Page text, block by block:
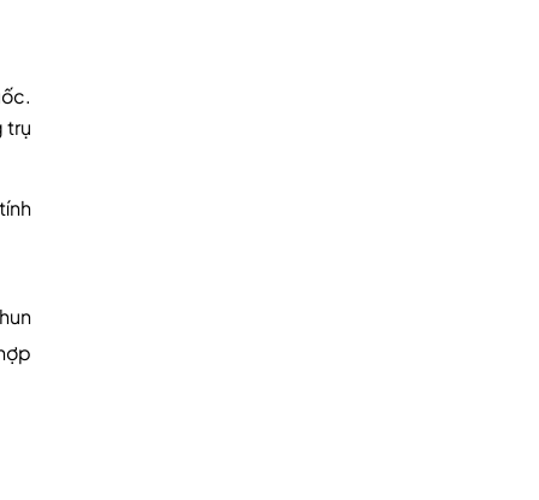
trụ